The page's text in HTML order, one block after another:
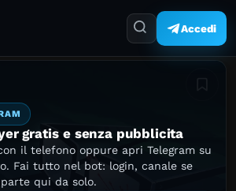
Accedi
gratis e senza pubblicita
il telefono oppure apri Telegram su
Fai tutto nel bot: login, canale se
qui da solo.